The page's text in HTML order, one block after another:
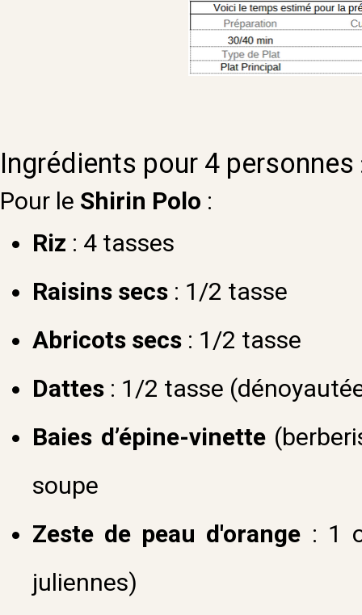
Ingrédients pour 4 personnes
Pour le Shirin Polo :
Riz : 4 tasses
Raisins secs : 1/2 tasse
Abricots secs : 1/2 tasse
Dattes : 1/2 tasse
Baies d’épine-vinette
soupe
Zeste de peau d'orange : 1
juliennes)